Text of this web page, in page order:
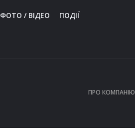
ФОТО / ВІДЕО ПОДІЇ
ПРО КОМПАНІЮ